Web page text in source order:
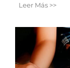
Leer Más >>